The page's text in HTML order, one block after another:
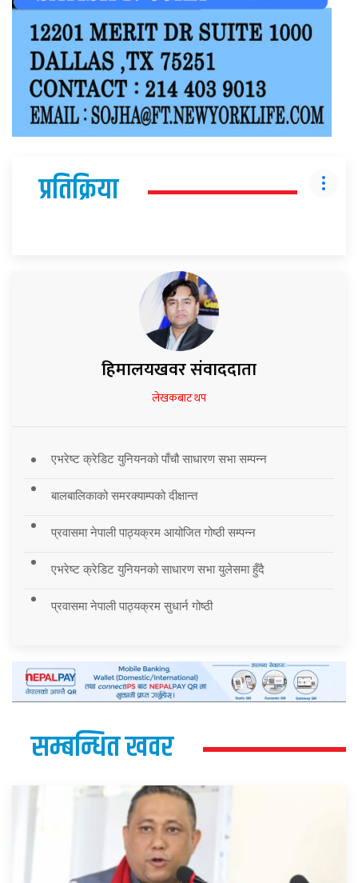
प्रतिक्रिया
हिमालयखवर संवाददाता
लेखकबाट थप
एभरेष्ट क्रेडिट युनियनको पाँचौ साधारण सभा सम्पन्न
बालबालिकाको समरक्याम्पको दीक्षान्त
प्रवासमा नेपाली पाठ्यक्रम आयोजित गोष्ठी सम्पन्न
एभरेष्ट क्रेडिट युनियनको साधारण सभा युलेसमा हुँदै
प्रवासमा नेपाली पाठ्यक्रम सुधार्न गोष्ठी
सम्बन्धित खवर